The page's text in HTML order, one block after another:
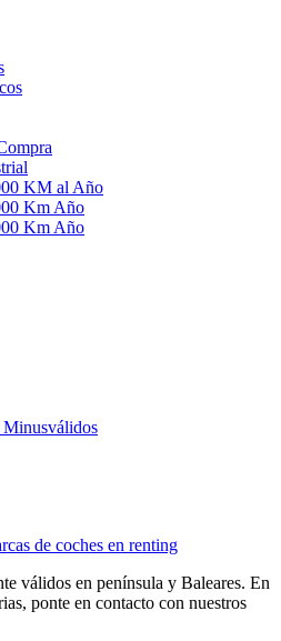
KM al Año
Km Año
Km Año
Minusválidos
de coches en renting
válidos en península y Baleares. En
ponte en contacto con nuestros